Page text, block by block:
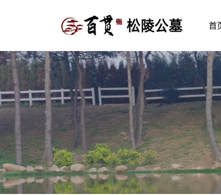
首